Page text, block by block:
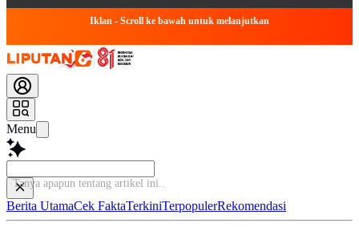
Iklan - Scroll ke bawah untuk melanjutkan
Menu
Tanya apapun tentang artikel ini...
Berita UtamaCek FaktaTerkiniTerpopulerRekomendasi